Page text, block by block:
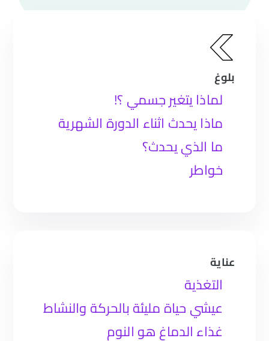
بلوغ
لماذا يتغير جسمي ؟!
ماذا يحدث اثناء الدورة الشهرية
ما الذي يحدث؟
خواطر
عناية
التغذية
عيشي حياة مليئة بالحركة والنشاط
غذاء الدماغ هو النوم